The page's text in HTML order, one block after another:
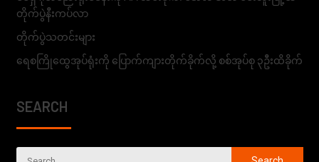
တိုက်ပွဲနီးကပ်လာ
တိုက်ပွဲသတင်းများ
ရေစကြိုထွေအုပ်ရုံးကို ပြောက်ကျားတိုက်ခိုက်လို့ စစ်အုပ်စု ၃ဦးထိခိုက်
SEARCH